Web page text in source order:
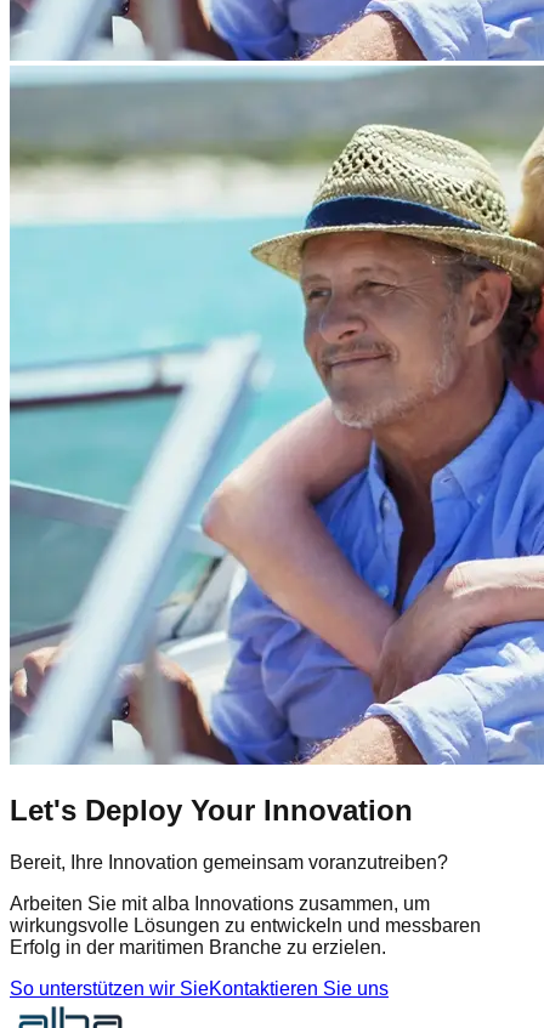
Let's Deploy Your Innovation
Bereit, Ihre Innovation gemeinsam voranzutreiben?
Arbeiten Sie mit alba Innovations zusammen, um
wirkungsvolle Lösungen zu entwickeln und messbaren
Erfolg in der maritimen Branche zu erzielen.
So unterstützen wir SieKontaktieren Sie uns